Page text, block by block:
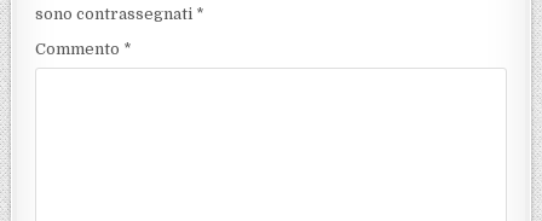
sono contrassegnati *
Commento *